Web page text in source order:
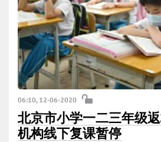
06:10, 12-06-2020
北京市小学一二三年级
机构线下复课暂停